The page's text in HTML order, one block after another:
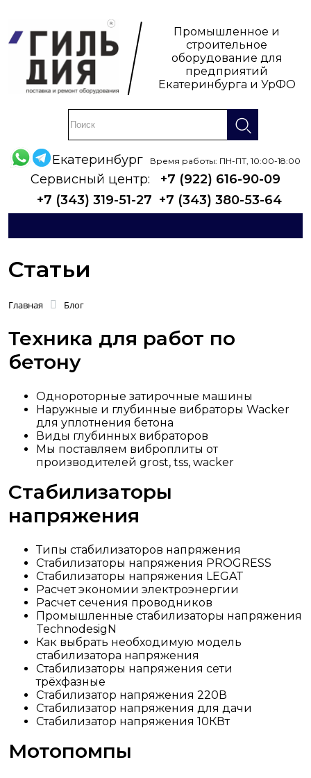
Промышленное и
строительное
оборудование для
предприятий
Екатеринбурга и УрФО
Екатеринбург Время работы: ПН-ПТ, 10:00-18:00
Сервисный центр:
+7 (922) 616-90-09
+7 (343) 319-51-27 +7 (343) 380-53-64
Статьи
Главная Блог
Техника для работ по
бетону
Однороторные затирочные машины
Наружные и глубинные вибраторы Wacker
для уплотнения бетона
Виды глубинных вибраторов
Мы поставляем виброплиты от
производителей grost, tss, wacker
Стабилизаторы
напряжения
Типы стабилизаторов напряжения
Стабилизаторы напряжения PROGRESS
Стабилизаторы напряжения LEGAT
Расчет экономии электроэнергии
Расчет сечения проводников
Промышленные стабилизаторы напряжения
TechnodesigN
Как выбрать необходимую модель
стабилизатора напряжения
Стабилизаторы напряжения сети
трёхфазные
Стабилизатор напряжения 220В
Стабилизатор напряжения для дачи
Стабилизатор напряжения 10КВт
Мотопомпы